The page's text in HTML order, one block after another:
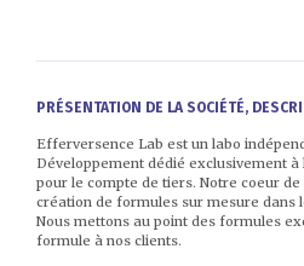
PRÉSENTATION DE LA SOCIÉTÉ,
Efferversence Lab est un labo
Développement dédié exclusivement
pour le compte de tiers. Notre coeur
création de formules sur mesure dans
Nous mettons au point des formules
formule à nos clients.